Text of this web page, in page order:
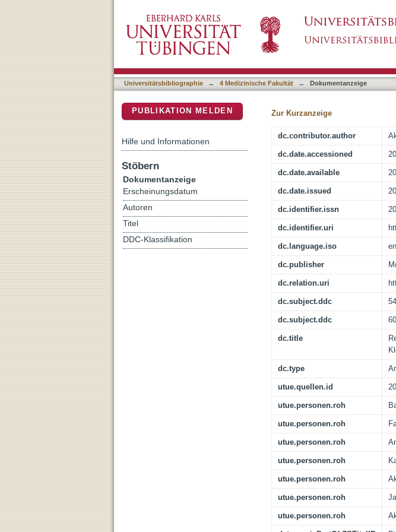
Recent Advances in Nanotechnology for the
Infections
Universitätsbibliographie → 4 Medizinische Fakultät → Dokumentanzeige
Zur Kurzanzeige
dc.contributor.author
dc.date.accessioned
dc.date.available
dc.date.issued
dc.identifier.issn
dc.identifier.uri
dc.language.iso en
dc.publisher
dc.relation.uri
dc.subject.ddc
dc.subject.ddc
dc.title
dc.type
utue.quellen.id
utue.personen.roh
utue.personen.roh
utue.personen.roh
utue.personen.roh
utue.personen.roh
utue.personen.roh
utue.personen.roh
PUBLIKATION MELDEN
Hilfe und Informationen
Stöbern
Dokumentanzeige
Erscheinungsdatum
Autoren
Titel
DDC-Klassifikation